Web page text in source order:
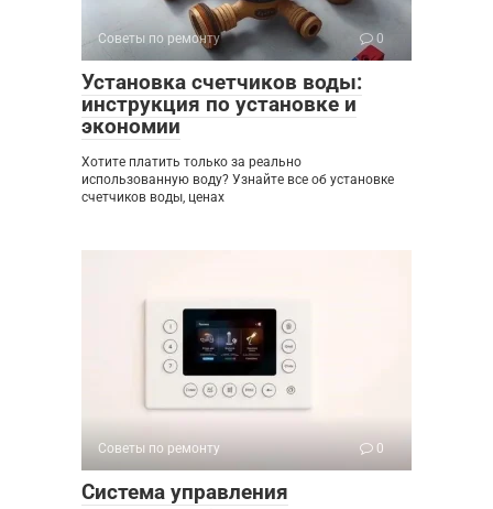
Советы по ремонту 0
Установка счетчиков воды:
инструкция по установке и
экономии
Хотите платить только за реально
использованную воду? Узнайте все об установке
счетчиков воды, ценах
Советы по ремонту 0
Система управления